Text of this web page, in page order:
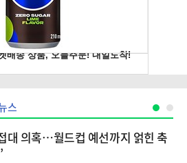
스
대 의혹…월드컵 예선까지 얽힌 축